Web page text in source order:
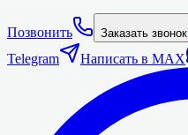
Позвонить Заказать звонок
Telegram
Написать в MAX